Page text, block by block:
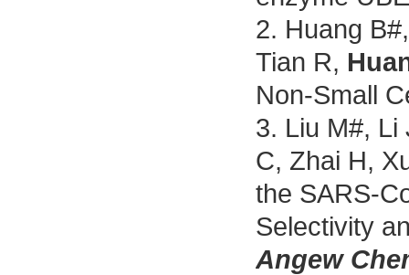
2. Huang
Tian R,
Non-Small
3. Liu M#, Li
C, Zhai H,
the SARS-
Selectivity
Angew